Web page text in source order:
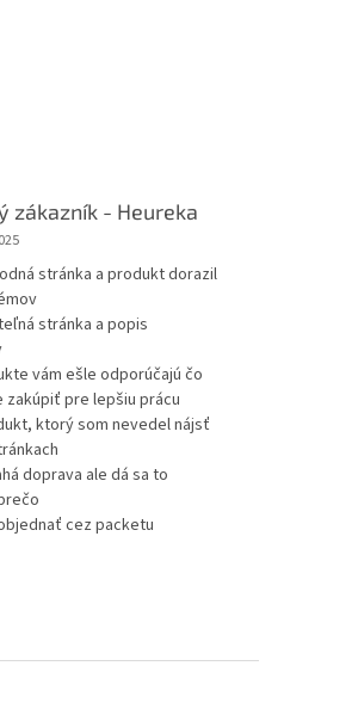
zákazník - Heureka
stránka a produkt dorazil
stránka a popis
vám ešle odporúčajú čo
pre lepšiu prácu
ktorý som nevedel nájsť
doprava ale dá sa to
cez packetu